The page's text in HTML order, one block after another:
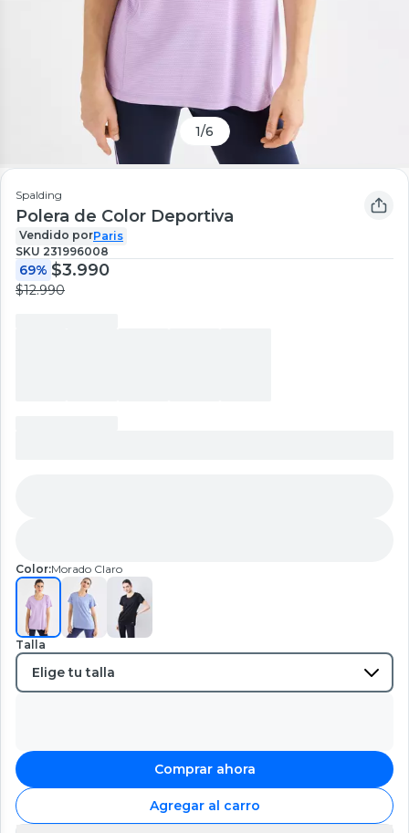
1/6
Spalding
Polera de Color Deportiva
Vendido porParis
SKU 231996008
69% $3.990
$12.990
Color:Morado Claro
Talla
Comprar ahora
Agregar al carro